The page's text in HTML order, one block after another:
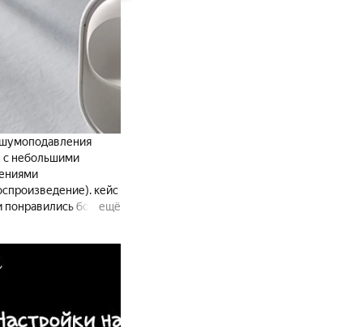
с небольшими
кейс
понравились больше
классно для
потрясти, - не
не протирает
ещё